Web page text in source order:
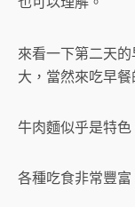
來看一下第二天
大，當然來吃早
牛肉麵似乎是特色
各種吃食非常豐富